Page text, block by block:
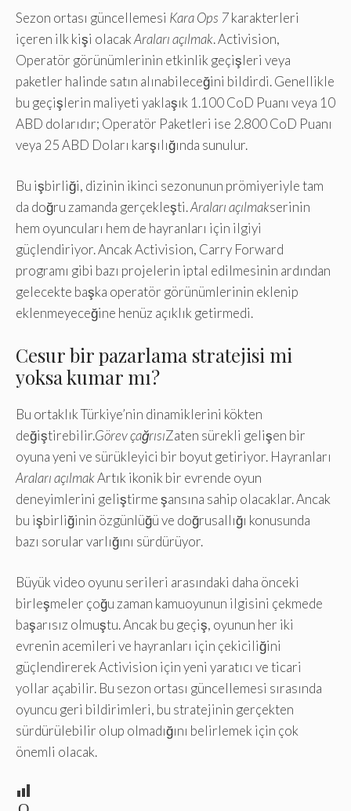
Sezon ortası güncellemesi Kara Ops 7karakterleri
içeren ilk kişi olacakAraları açılmak. Activision,
Operatör görünümlerinin etkinlik geçişleri veya
paketler halinde satın alınabileceğini bildirdi. Genellikle
bu geçişlerin maliyeti yaklaşık 1.100 CoD Puanı veya 10
ABD dolarıdır; Operatör Paketleri ise 2.800 CoD Puanı
veya 25 ABD Doları karşılığında sunulur.
Bu işbirliği, dizinin ikinci sezonunun prömiyeriyle tam
da doğru zamanda gerçekleşti.Araları açılmakserinin
hem oyuncuları hem de hayranları için ilgiyi
güçlendiriyor. Ancak Activision, Carry Forward
programı gibi bazı projelerin iptal edilmesinin ardından
gelecekte başka operatör görünümlerinin eklenip
eklenmeyeceğine henüz açıklık getirmedi.
Cesur bir pazarlama stratejisi mi
yoksa kumar mı?
Bu ortaklık Türkiye’nin dinamiklerini kökten
değiştirebilir.Görev çağrısıZaten sürekli gelişen bir
oyuna yeni ve sürükleyici bir boyut getiriyor. Hayranları
Araları açılmakArtık ikonik bir evrende oyun
deneyimlerini geliştirme şansına sahip olacaklar. Ancak
bu işbirliğinin özgünlüğü ve doğrusallığı konusunda
bazı sorular varlığını sürdürüyor.
Büyük video oyunu serileri arasındaki daha önceki
birleşmeler çoğu zaman kamuoyunun ilgisini çekmede
başarısız olmuştu. Ancak bu geçiş, oyunun her iki
evrenin acemileri ve hayranları için çekiciliğini
güçlendirerek Activision için yeni yaratıcı ve ticari
yollar açabilir. Bu sezon ortası güncellemesi sırasında
oyuncu geri bildirimleri, bu stratejinin gerçekten
sürdürülebilir olup olmadığını belirlemek için çok
önemli olacak.
O